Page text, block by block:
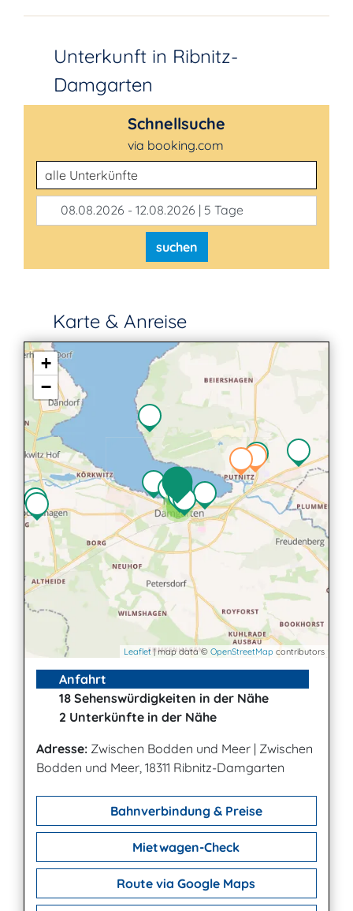
Unterkunft in Ribnitz-
Damgarten
Schnellsuche
via booking.com
Unterkunftsart
08.08.2026 - 12.08.2026 | 5 Tage
suchen
Karte & Anreise
3
+
−
Leaflet| map data © OpenStreetMap contributors
Anfahrt
18 Sehenswürdigkeiten in der Nähe
2 Unterkünfte in der Nähe
Adresse: Zwischen Bodden und Meer | Zwischen
Bodden und Meer, 18311 Ribnitz-Damgarten
Bahnverbindung & Preise
Mietwagen-Check
Route via Google Maps